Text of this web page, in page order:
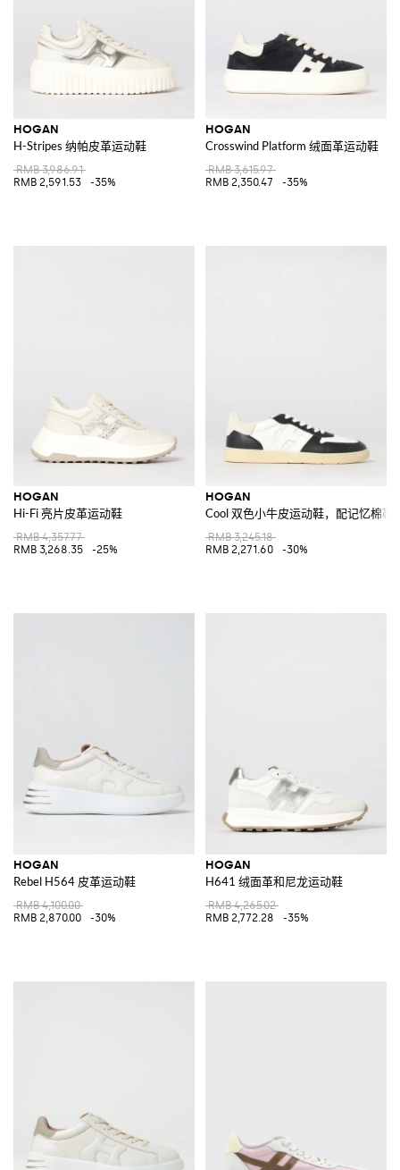
HOGAN
H-Stripes 纳帕皮革运动鞋
RMB 3,986.91
RMB 2,591.53
-35%
HOGAN
Crosswind Platform 绒面革运动鞋
RMB 3,615.97
RMB 2,350.47
-35%
HOGAN
Hi-Fi 亮片皮革运动鞋
RMB 4,357.77
RMB 3,268.35
-25%
HOGAN
Cool 双色小牛皮运动鞋，配记忆棉鞋
RMB 3,245.18
RMB 2,271.60
-30%
HOGAN
Rebel H564 皮革运动鞋
RMB 4,100.00
RMB 2,870.00
-30%
HOGAN
H641 绒面革和尼龙运动鞋
RMB 4,265.02
RMB 2,772.28
-35%